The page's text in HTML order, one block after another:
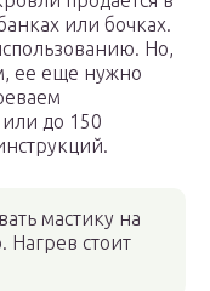
или бочках.
Но,
ее еще нужно
до 150
мастику на
Нагрев стоит